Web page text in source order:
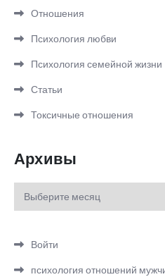
Отношения
Психология любви
Психология семейной жизни
Статьи
Токсичные отношения
Архивы
Архивы
Войти
психология отношений